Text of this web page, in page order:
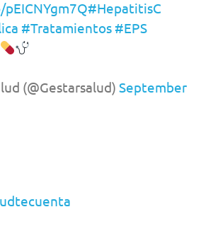
#HepatitisC
#Tratamientos #EPS
(@Gestarsalud) September